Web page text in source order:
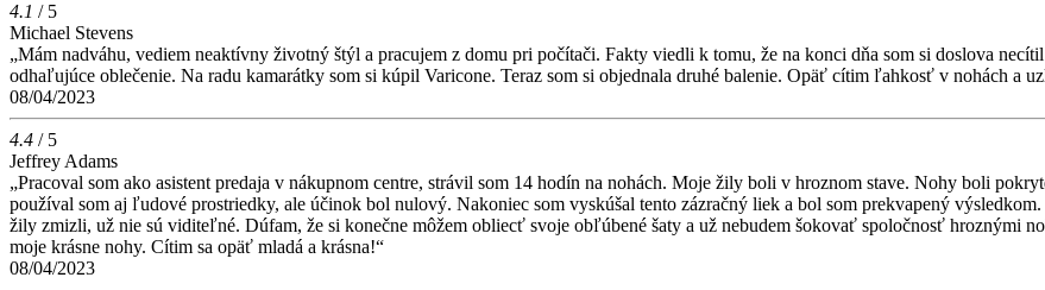
4.1 / 5
Michael Stevens
„Mám nadváhu, vediem neaktívny životný štýl a pracujem z domu pri počítači. Fakty viedli k tomu, že na konci dňa som si doslova
odhaľujúce oblečenie. Na radu kamarátky som si kúpil Varicone. Teraz som si objednala druhé balenie. Opäť cítim ľahkosť v nohách a
08/04/2023
4.4 / 5
Jeffrey Adams
„Pracoval som ako asistent predaja v nákupnom centre, strávil som 14 hodín na nohách. Moje žily boli v hroznom stave. Nohy boli
používal som aj ľudové prostriedky, ale účinok bol nulový. Nakoniec som vyskúšal tento zázračný liek a bol som prekvapený
žily zmizli, už nie sú viditeľné. Dúfam, že si konečne môžem obliecť svoje obľúbené šaty a už nebudem šokovať spoločnosť hroznými
moje krásne nohy. Cítim sa opäť mladá a krásna!“
08/04/2023